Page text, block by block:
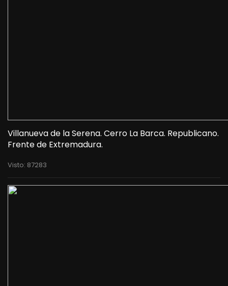
Villanueva de la Serena. Cerro La Barca. Republicano.
Frente de Extremadura.
Visto: 87283